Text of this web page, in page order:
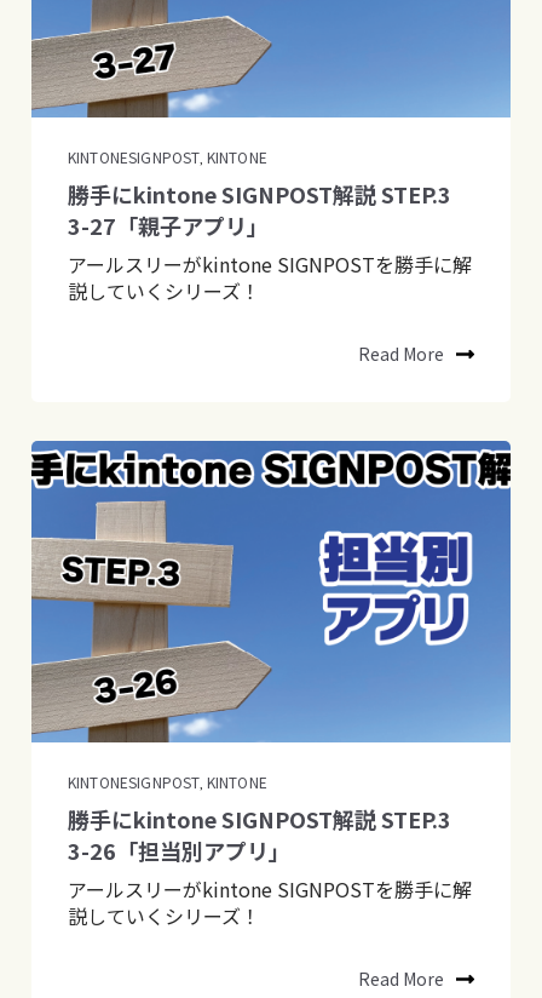
KINTONESIGNPOST KINTONE
勝手にkintone SIGNPOST解説 STEP.3
3-27「親子アプリ」
アールスリーがkintone SIGNPOSTを勝手に解
説していくシリーズ！
Read More
KINTONESIGNPOST, KINTONE
勝手にkintone SIGNPOST解説 STEP.3
3-26「担当別アプリ」
アールスリーがkintone SIGNPOSTを勝手に解
説していくシリーズ！
Read More